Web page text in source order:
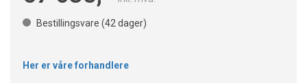
Bestillingsvare (42 dager)
Her er våre forhandlere